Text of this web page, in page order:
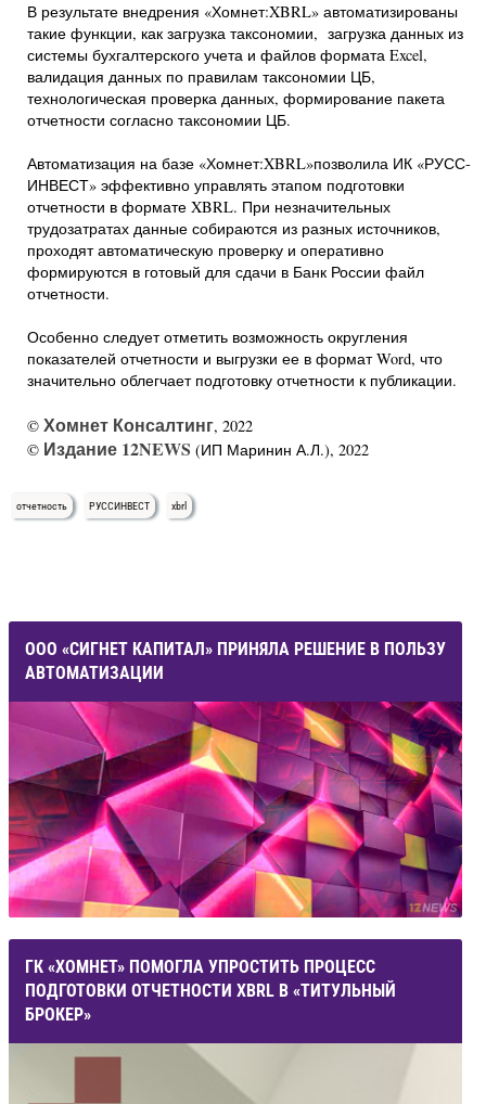
В результате внедрения «Хомнет:XBRL» автоматизированы
такие функции, как загрузка таксономии, загрузка данных из
системы бухгалтерского учета и файлов формата Excel,
валидация данных по правилам таксономии ЦБ,
технологическая проверка данных, формирование пакета
отчетности согласно таксономии ЦБ.
Автоматизация на базе «Хомнет:XBRL»позволила ИК «РУСС-
ИНВЕСТ» эффективно управлять этапом подготовки
отчетности в формате XBRL. При незначительных
трудозатратах данные собираются из разных источников,
проходят автоматическую проверку и оперативно
формируются в готовый для сдачи в Банк России файл
отчетности.
Особенно следует отметить возможность округления
показателей отчетности и выгрузки ее в формат Word, что
значительно облегчает подготовку отчетности к публикации.
© Хомнет Консалтинг, 2022
© Издание 12NEWS (ИП Маринин А.Л.), 2022
отчетность РУССИНВЕСТ xbrl
ООО «СИГНЕТ КАПИТАЛ» ПРИНЯЛА РЕШЕНИЕ В ПОЛЬЗУ
АВТОМАТИЗАЦИИ
ГК «ХОМНЕТ» ПОМОГЛА УПРОСТИТЬ ПРОЦЕСС
ПОДГОТОВКИ ОТЧЕТНОСТИ XBRL В «ТИТУЛЬНЫЙ
БРОКЕР»